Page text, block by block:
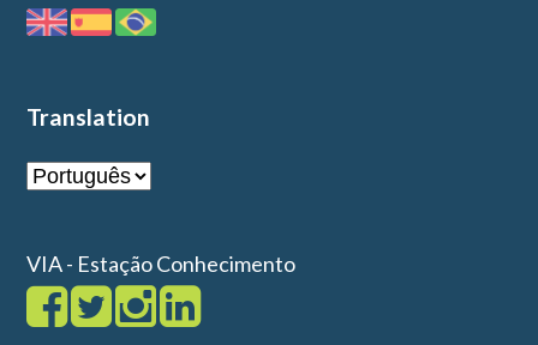
Translation
VIA - Estação Conhecimento